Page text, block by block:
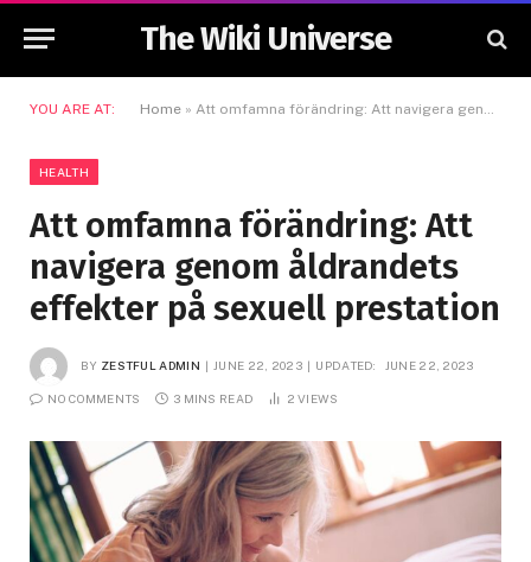
The Wiki Universe
YOU ARE AT: Home » Att omfamna förändring: Att navigera genom åldrandets effekter på sexuell prestation
HEALTH
Att omfamna förändring: Att
navigera genom åldrandets
effekter på sexuell prestation
BY ZESTFUL ADMIN JUNE 22, 2023 UPDATED: JUNE 22, 2023
NO COMMENTS 3 MINS READ 2VIEWS